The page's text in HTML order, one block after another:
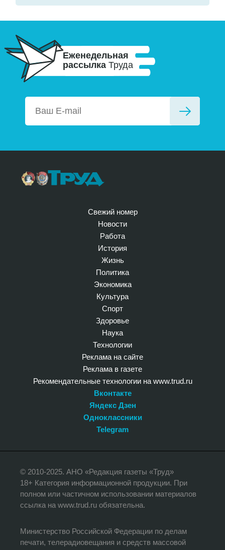
Еженедельная
рассылка Труда
Свежий номер
Новости
Работа
История
Жизнь
Политика
Экономика
Культура
Спорт
Здоровье
Наука
Технологии
Реклама на сайте
Реклама в газете
Рекомендательные технологии на www.trud.ru
Вконтакте
Яндекс Дзен
Одноклассники
Telegram
© 2010-2025. АНО «Редакция газеты «Труд»
18+ Категория информационной продукции. При
полном или частичном использовании материалов
ссылка на www.trud.ru обязательна.
Министерство Российской Федерации по делам
печати, телерадиовещания и средств массовой